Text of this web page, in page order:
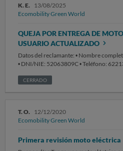
K. E. 13/08/2025
Ecomobility Green World
QUEJA POR ENTREGA DE
USUARIO ACTUALIZADO
Datos del reclamante: • Nombre
• DNI/NIE: 52063809C • Teléfono:
28921, Alcorcón. Madrid Datos del
CIF B21566492 • Dirección: C. Comercio, 37, 41927 Mairena del
Aljarafe, Sevilla • Correo de contacto:
y modelo arriba indicados. En el
concesionario me proporcionó el
CERRADO
T. O. 12/12/2020
Ecomobility Green World
Primera revisión moto eléctrica